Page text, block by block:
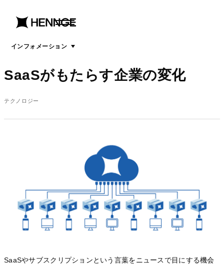
menu
open
インフォメーションmenu
SaaSがもたらす企業の変化
テクノロジー
SaaSやサブスクリプションという言葉をニュースで目にする機会